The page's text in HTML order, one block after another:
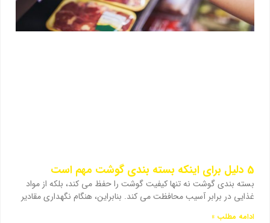
5 دلیل برای اینکه بسته بندی گوشت مهم است
بسته بندی گوشت نه تنها کیفیت گوشت را حفظ می کند، بلکه از مواد
غذایی در برابر آسیب محافظت می کند. بنابراین، هنگام نگهداری مقادیر
ادامه مطلب »